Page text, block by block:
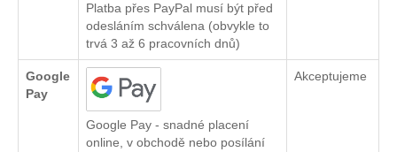
Platba přes PayPal musí být před
odesláním schválena (obvykle to
trvá 3 až 6 pracovních dnů)
Google
Pay
Google Pay - snadné placení
online, v obchodě nebo posílání
Akceptujeme